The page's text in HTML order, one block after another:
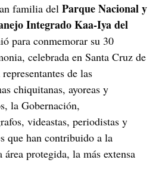
familia del Parque Nacional y
Integrado Kaa-Iya del
para conmemorar su 30
celebrada en Santa Cruz de
de las
chiquitanas, ayoreas y
la Gobernación,
videastas, periodistas y
que han contribuido a la
protegida, la más extensa